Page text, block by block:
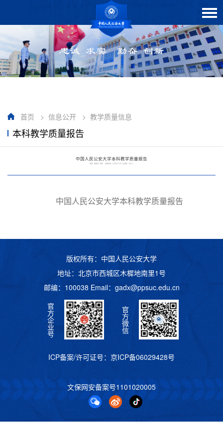
首页 > 信息公开 > 教学质量信息
本科教学质量报告
中国人民公安大学本科教学质量报告
来源：教务处 作者： 发布时间：2025/01/09 点击数： 16217
中国人民公安大学本科教学质量报告
版权所有：中国人民公安大学
地址：北京市西城区木樨地南里1号
邮编：100038 Email： gadx@ppsuc.edu.cn
官
方
企
业
号
官
方
微
信
ICP备案/许可证号： 京ICP备06029428号
文保网安备案号1101020005